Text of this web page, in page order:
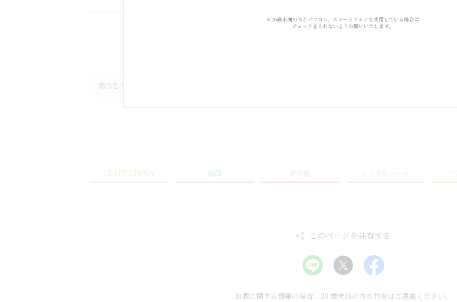
CRAFT CHOYA 梅酒 その他 ノンアルコール ソ
このページを共有する
お酒に関する情報の場合、 20 歳未満の方の共有はご遠慮ください。
※20歳未満の方とパソコン、スマートフォンを共用している場合は
チェックを入れないようお願いいたします。